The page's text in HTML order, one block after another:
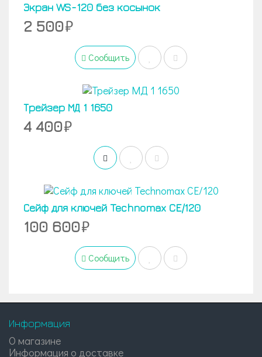
Экран WS-120 без косынок
2 500
Сообщить
Трейзер МД 1 1650
4 400
Сейф для ключей Technomax CE/120
100 600
Сообщить
Информация
О магазине
Информация о доставке